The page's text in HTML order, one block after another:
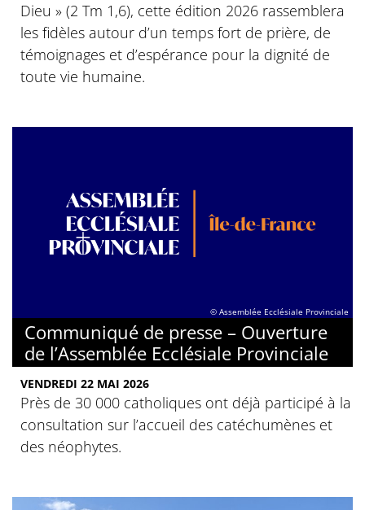
Dieu » (2 Tm 1,6), cette édition 2026 rassemblera
les fidèles autour d’un temps fort de prière, de
témoignages et d’espérance pour la dignité de
toute vie humaine.
© Assemblée Ecclésiale Provinciale
Communiqué de presse – Ouverture
de l’Assemblée Ecclésiale Provinciale
VENDREDI 22 MAI 2026
Près de 30 000 catholiques ont déjà participé à la
consultation sur l’accueil des catéchumènes et
des néophytes.